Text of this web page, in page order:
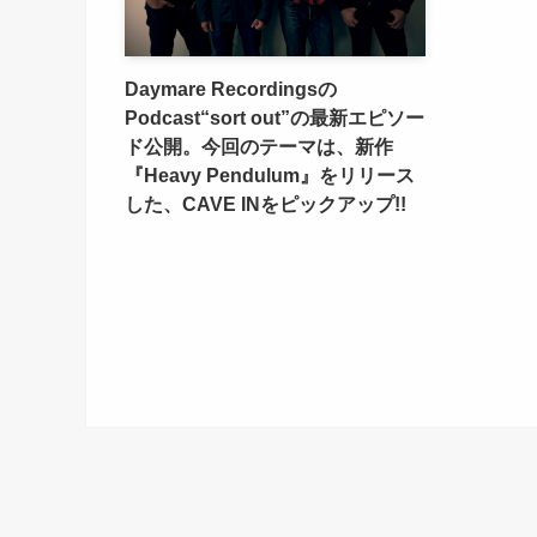
Daymare Recordingsの
Podcast“sort out”の最新エピソー
ド公開。今回のテーマは、新作
『Heavy Pendulum』をリリース
した、CAVE INをピックアップ!!